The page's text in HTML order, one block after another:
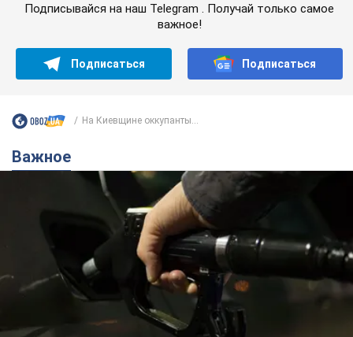
Подписывайся на наш Telegram . Получай только самое
важное!
Подписаться Подписаться
На Киевщине оккупанты...
Важное